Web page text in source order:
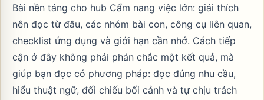
Bài nền tảng cho hub Cẩm nang việc lớn: giải thích
nên đọc từ đâu, các nhóm bài con, công cụ liên quan,
checklist ứng dụng và giới hạn cần nhớ. Cách tiếp
cận ở đây không phải phán chắc một kết quả, mà
giúp bạn đọc có phương pháp: đọc đúng nhu cầu,
hiểu thuật ngữ, đối chiếu bối cảnh và tự chịu trách